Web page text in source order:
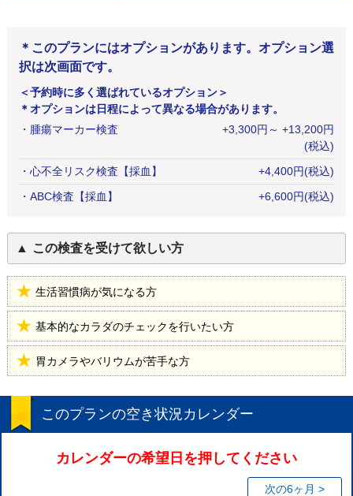
＊このプランにはオプションがあります。オプション選
択は次画面です。
＜予約時に多く選ばれているオプション＞
＊オプションは日程によって異なる場合があります。
・ 腫瘍マーカー検査 +3,300円 ～ +13,200円
(税込)
・ 心不全リスク検査【採血】 +4,400円(税込)
・ ABC検査【採血】 +6,600円(税込)
この検査を受けて欲しい方
生活習慣病が気になる方
基本的なカラダのチェックを行いたい方
胃カメラやバリウムが苦手な方
このプランの空き状況カレンダー
カレンダーの希望日を押してください
次の6ヶ月 >